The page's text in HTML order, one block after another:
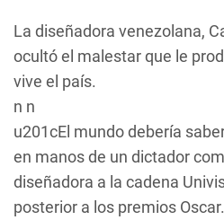
La diseñadora venezolana,
ocultó el malestar que le
vive el país.
n n
u201cEl mundo debería
en manos de un dictador
diseñadora a la cadena
posterior a los premios Oscar.